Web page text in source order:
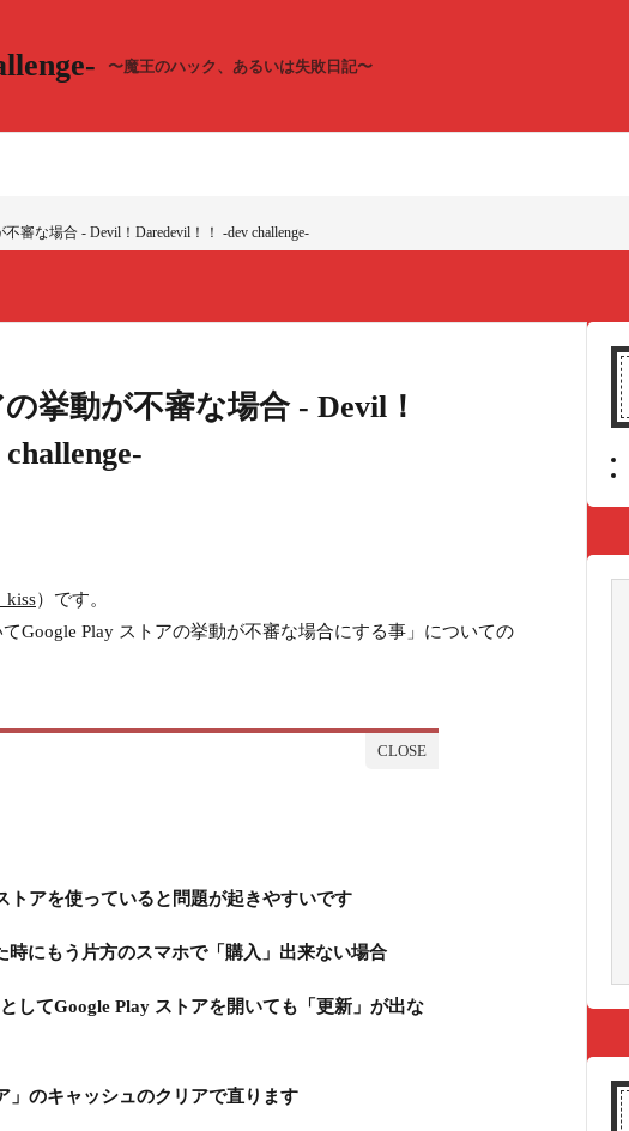
〜魔王のハック、あるいは失敗日記〜
審な場合 - Devil！Daredevil！！ -dev challenge-
挙動が不審な場合 - Devil！
）です。
Google Play ストアの挙動が不審な場合にする事」についての
トアを使っていると問題が起きやすいです
時にもう片方のスマホで「購入」出来ない場合
してGoogle Play ストアを開いても「更新」が出な
」のキャッシュのクリアで直ります